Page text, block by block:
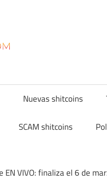
Nuevas shitcoins
SCAM shitcoins